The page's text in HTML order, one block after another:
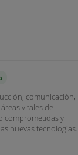
comunicación,
vitales de
comprometidas y
nuevas tecnologías.